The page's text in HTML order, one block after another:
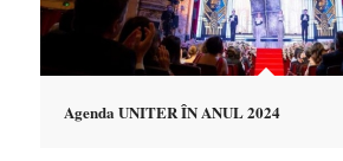
Agenda UNITER ÎN ANUL 2024